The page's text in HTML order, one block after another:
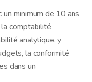
minimum de 10 ans
comptabilité
analytique, y
la conformité
dans un